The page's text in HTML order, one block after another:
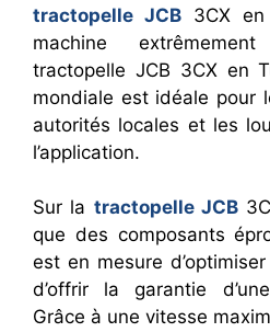
tractopelle JCB3CX en
machine
tractopelle JCB 3CX en
mondiale est idéale pour
autorités locales et les
l’application.
Sur la tractopelle JCB
que des composants
est en mesure
d’offrir la garantie
Grâce à une vitesse